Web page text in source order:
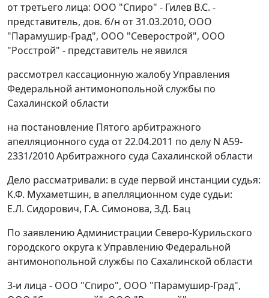
от третьего лица: ООО "Спиро" - Гилев B.C. -
представитель, дов. б/н от 31.03.2010, ООО
"Парамушир-Град", ООО "Северострой", ООО
"Росстрой" - представитель не явился
рассмотрел кассационную жалобу Управления
Федеральной антимонопольной службы по
Сахалинской области
на постановление Пятого арбитражного
апелляционного суда от 22.04.2011 по делу N А59-
2331/2010 Арбитражного суда Сахалинской области
Дело рассматривали: в суде первой инстанции судья:
К.Ф. Мухаметшин, в апелляционном суде судьи:
Е.Л. Сидорович, Г.А. Симонова, З.Д. Бац
По заявлению Администрации Северо-Курильского
городского округа к Управлению Федеральной
антимонопольной службы по Сахалинской области
3-и лица - ООО "Спиро", ООО "Парамушир-Град",